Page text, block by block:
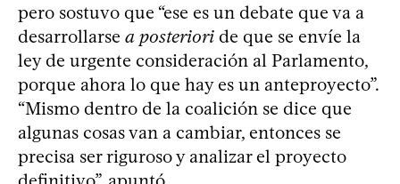
pero sostuvo que “ese es un debate que va a
desarrollarse a posteriori de que se envíe la
ley de urgente consideración al Parlamento,
porque ahora lo que hay es un anteproyecto”.
“Mismo dentro de la coalición se dice que
algunas cosas van a cambiar, entonces se
precisa ser riguroso y analizar el proyecto